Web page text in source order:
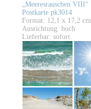
„Meeresrauschen VIII“
Postkarte pk3014
Format: 12,1 x 17,2 cm
Ausrichtung: hoch
Lieferbar: sofort